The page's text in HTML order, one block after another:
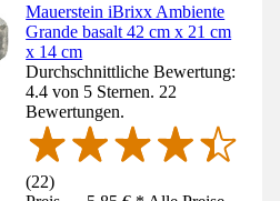
Mauerstein iBrixx Ambiente
Grande basalt 42 cm x 21 cm
x 14 cm
Durchschnittliche Bewertung:
4.4 von 5 Sternen. 22
Bewertungen.
(22)